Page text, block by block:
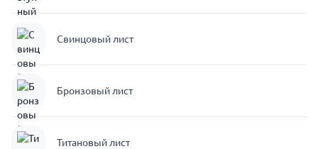
Свинцовый лист
Бронзовый лист
Титановый лист